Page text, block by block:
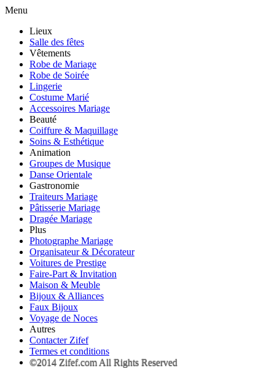
Menu
Lieux
Salle des fêtes
Vêtements
Robe de Mariage
Robe de Soirée
Lingerie
Costume Marié
Accessoires Mariage
Beauté
Coiffure & Maquillage
Soins & Esthétique
Animation
Groupes de Musique
Danse Orientale
Gastronomie
Traiteurs Mariage
Pâtisserie Mariage
Dragée Mariage
Plus
Photographe Mariage
Organisateur & Décorateur
Voitures de Prestige
Faire-Part & Invitation
Maison & Meuble
Bijoux & Alliances
Faux Bijoux
Voyage de Noces
Autres
Contacter Zifef
Termes et conditions
©2014 Zifef.com All Rights Reserved